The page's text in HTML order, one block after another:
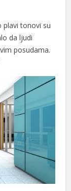
plavi tonovi su
da ljudi
posudama.